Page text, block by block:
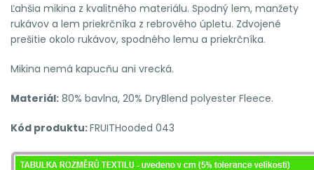
Ľahšia mikina z kvalitného materiálu. Spodný lem, manžety
rukávov a lem priekrčníka z rebrového úpletu. Zdvojené
prešitie okolo rukávov, spodného lemu a priekrčníka.
Mikina nemá kapucňu ani vrecká.
Materiál: 80% bavlna, 20% DryBlend polyester Fleece.
Kód produktu:FRUITHooded 043